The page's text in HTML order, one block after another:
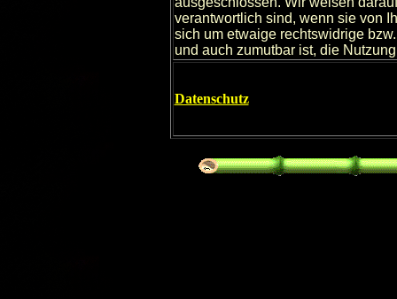
verantwortlich sind, wenn sie von
sich um etwaige rechtswidrige
und auch zumutbar ist, die
Datenschutz